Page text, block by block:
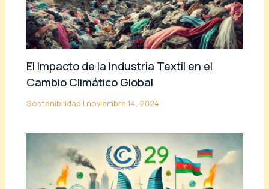
El Impacto de la Industria Textil en el
Cambio Climático Global
Sostenibilidad | noviembre 14, 2024